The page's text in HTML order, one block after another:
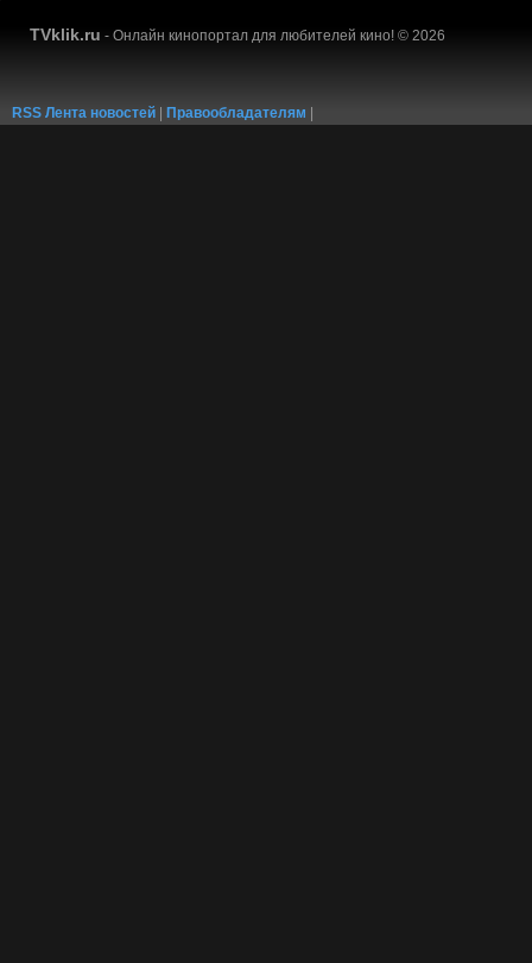
TVklik.ru - Онлайн кинопортал для любителей кино! © 2026
RSS Лента новостей Правообладателям